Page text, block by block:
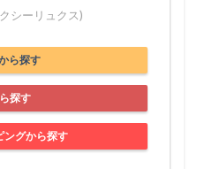
シーリュクス)
ら探す
探す
ングから探す